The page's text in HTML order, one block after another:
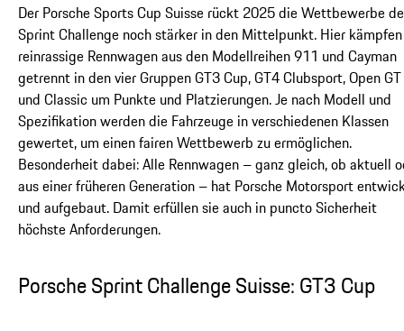
Der Porsche Sports Cup Suisse rückt 2025 die Wettbewerbe
Sprint Challenge noch stärker in den Mittelpunkt. Hier kämpfen
reinrassige Rennwagen aus den Modellreihen 911 und Cayman
getrennt in den vier Gruppen GT3 Cup, GT4 Clubsport, Open GT
und Classic um Punkte und Platzierungen. Je nach Modell und
Spezifikation werden die Fahrzeuge in verschiedenen Klassen
gewertet, um einen fairen Wettbewerb zu ermöglichen.
Besonderheit dabei: Alle Rennwagen – ganz gleich, ob aktuell
aus einer früheren Generation – hat Porsche Motorsport
und aufgebaut. Damit erfüllen sie auch in puncto Sicherheit
höchste Anforderungen.
Porsche Sprint Challenge Suisse: GT3 Cup